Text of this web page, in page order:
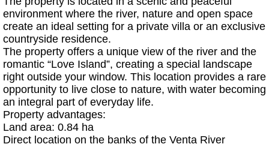
environment where the river, nature and open space
create an ideal setting for a private villa or an exclusive
countryside residence.
The property offers a unique view of the river and the
romantic “Love Island”, creating a special landscape
right outside your window. This location provides a rare
opportunity to live close to nature, with water becoming
an integral part of everyday life.
Property advantages:
Land area: 0.84 ha
Direct location on the banks of the Venta River